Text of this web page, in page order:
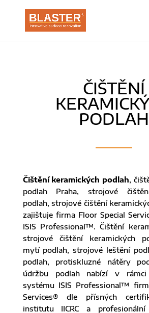
ČIŠTĚNÍ
PODLAH
Čištění keramických podlah,
podlah Praha, strojové
podlah, strojové čištění
zajištuje firma Floor Special
ISIS Professional™. Čištění
strojové čištění keramických
mytí podlah, strojové leštění
podlah, protiskluzné nátěry
údržbu podlah nabízí v
systému ISIS Professional™
Services® dle přísných
institutu IICRC a